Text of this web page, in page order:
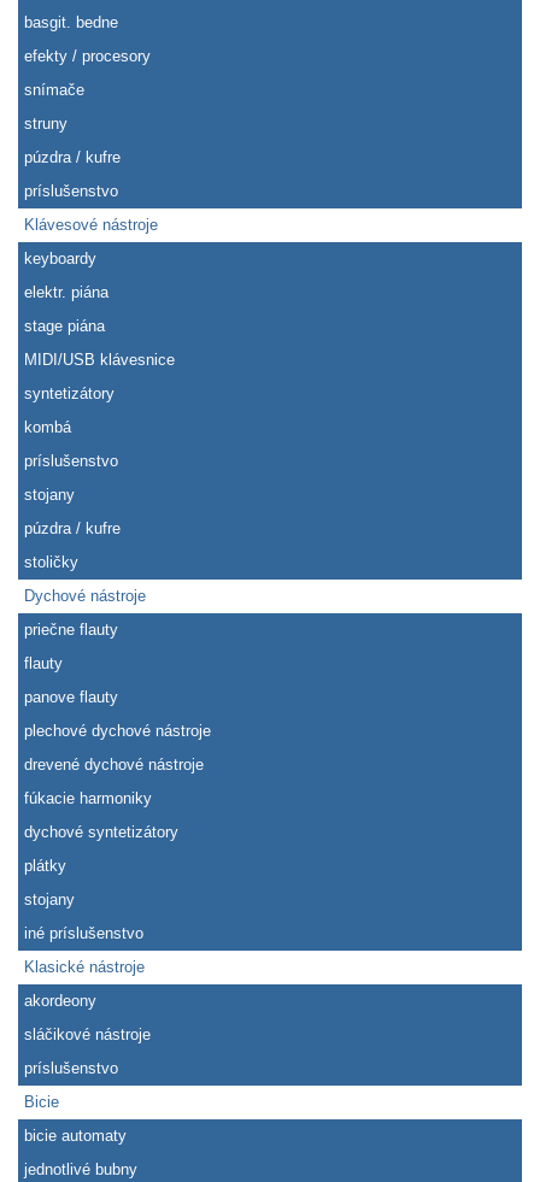
basgit. bedne
efekty / procesory
snímače
struny
púzdra / kufre
príslušenstvo
Klávesové nástroje
keyboardy
elektr. piána
stage piána
MIDI/USB klávesnice
syntetizátory
kombá
príslušenstvo
stojany
púzdra / kufre
stoličky
Dychové nástroje
priečne flauty
flauty
panove flauty
plechové dychové nástroje
drevené dychové nástroje
fúkacie harmoniky
dychové syntetizátory
plátky
stojany
iné príslušenstvo
Klasické nástroje
akordeony
sláčikové nástroje
príslušenstvo
Bicie
bicie automaty
jednotlivé bubny